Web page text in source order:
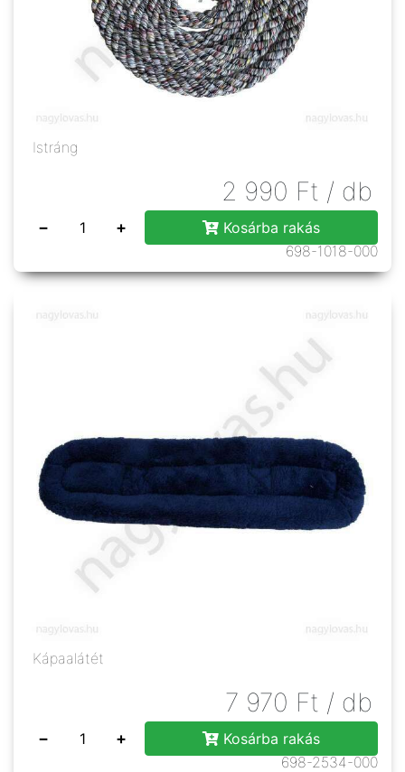
Istráng
2 990 Ft / db
− +
Kosárba rakás
698-1018-000
Kápaalátét
7 970 Ft / db
− +
Kosárba rakás
698-2534-000